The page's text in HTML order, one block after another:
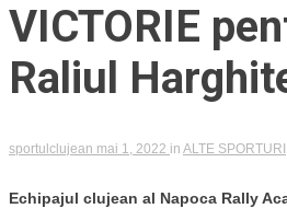
VICTORIE
Raliul
sportulclujean mai 1, 2022 in ALTE SPORTURI
Echipajul clujean al Napoca Rally